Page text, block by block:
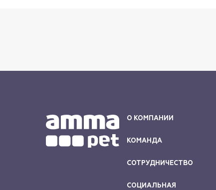
О КОМПАНИИ
КОМАНДА
СОТРУДНИЧЕСТВО
СОЦИАЛЬНАЯ